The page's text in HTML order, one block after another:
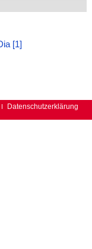
[1]
Datenschutzerklärung